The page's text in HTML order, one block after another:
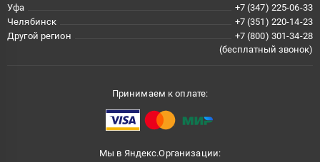
Уфа
+7 (347) 225-06-33
Челябинск
+7 (351) 220-14-23
Другой регион
+7 (800) 301-34-28
(бесплатный звонок)
Принимаем к оплате:
Мы в Яндекс.Организации: